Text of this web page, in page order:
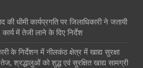
की धीमी कार्यप्रगति पर जिलाधिकारी ने जतायी
कार्य में तेजी लाने के दिए निर्देश
के निर्देशन में नीलकंठ क्षेत्र में खाद्य सुरक्षा
श्रद्धालुओं को शुद्ध एवं सुरक्षित खाद्य सामग्री